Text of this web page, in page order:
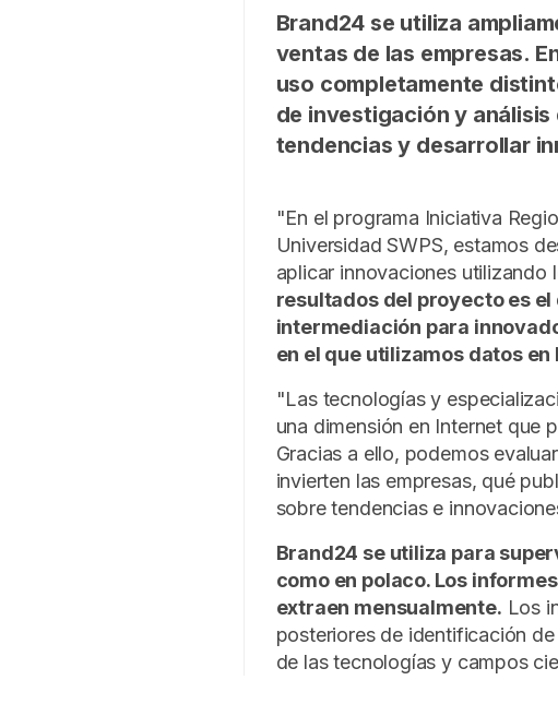
Brand24 se utiliza
ventas de las empresas.
uso completamente
de investigación y
tendencias y desarrollar
"En el programa Iniciativa
Universidad SWPS, estamos
aplicar innovaciones utilizando
resultados del proyecto es
intermediación para
en el que utilizamos datos en
"Las tecnologías y
una dimensión en Internet que
Gracias a ello, podemos
invierten las empresas, qué
sobre tendencias e
Brand24 se utiliza para
como en polaco. Los
extraen mensualmente. Los
posteriores de identificación
de las tecnologías y campos